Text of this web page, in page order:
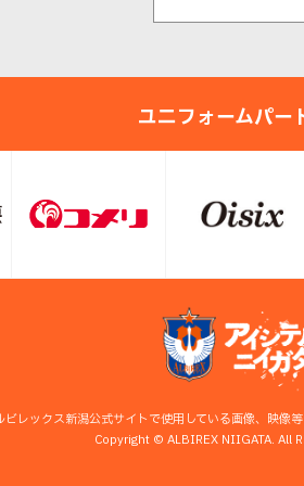
ユニフォームパー
ビレックス新潟公式サイトで使用している画像、映像
Copyright © ALBIREX NIIGATA. All